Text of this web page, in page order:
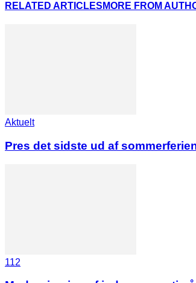
RELATED ARTICLES MORE FROM
Aktuelt
Pres det sidste ud af
112